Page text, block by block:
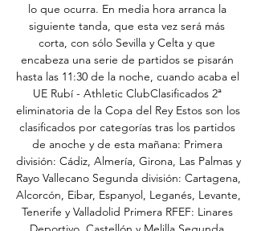
lo que ocurra. En media hora arranca la
siguiente tanda, que esta vez será más
corta, con sólo Sevilla y Celta y que
encabeza una serie de partidos se pisarán
hasta las 11:30 de la noche, cuando acaba el
UE Rubí - Athletic ClubClasificados 2ª
eliminatoria de la Copa del Rey Estos son los
clasificados por categorías tras los partidos
de anoche y de esta mañana: Primera
división: Cádiz, Almería, Girona, Las Palmas y
Rayo Vallecano Segunda división: Cartagena,
Alcorcón, Eibar, Espanyol, Leganés, Levante,
Tenerife y Valladolid Primera RFEF: Linares